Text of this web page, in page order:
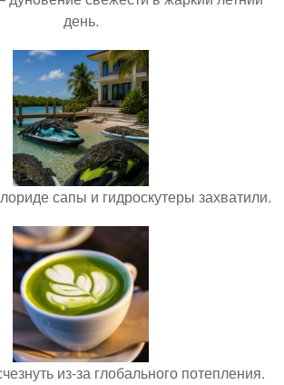
день.
сапы и гидроскутеры захватили.
из-за глобального потепления.